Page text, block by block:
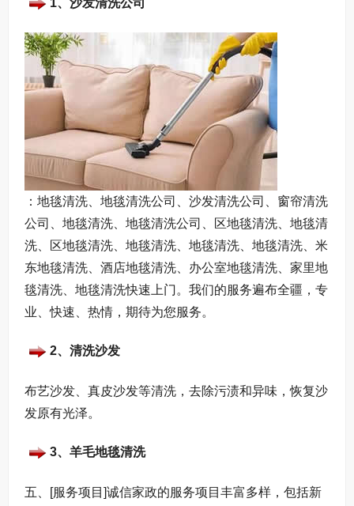
1、沙发清洗公司
：地毯清洗、地毯清洗公司、沙发清洗公司、窗帘清洗
公司、地毯清洗、地毯清洗公司、区地毯清洗、地毯清
洗、区地毯清洗、地毯清洗、地毯清洗、地毯清洗、米
东地毯清洗、酒店地毯清洗、办公室地毯清洗、家里地
毯清洗、地毯清洗快速上门。我们的服务遍布全疆，专
业、快速、热情，期待为您服务。
2、清洗沙发
布艺沙发、真皮沙发等清洗，去除污渍和异味，恢复沙
发原有光泽。
3、羊毛地毯清洗
五、[服务项目]诚信家政的服务项目丰富多样，包括新